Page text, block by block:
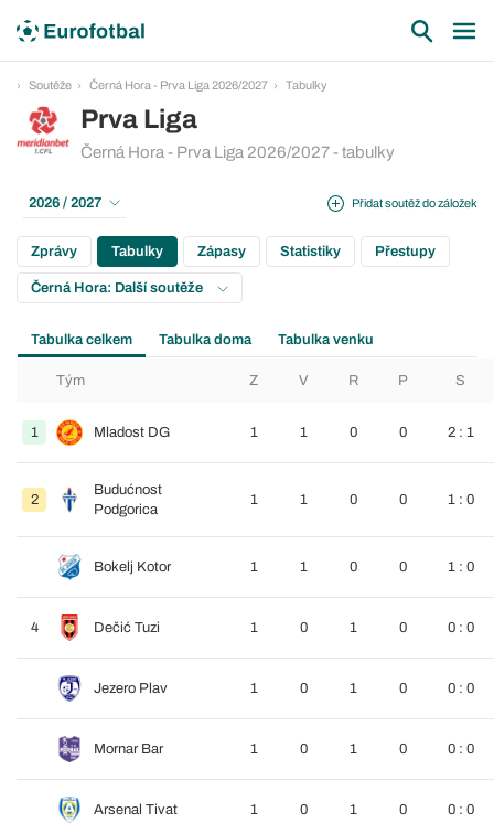
Soutěže Černá Hora - Prva Liga 2026/2027 Tabulky
Prva Liga
Černá Hora - Prva Liga 2026/2027 - tabulky
Přidat soutěž do záložek
2026 / 2027
Zprávy Tabulky Zápasy Statistiky Přestupy
Černá Hora: Další soutěže
Tabulka celkem Tabulka doma Tabulka venku
Tým Z V R P S
1 Mladost DG 1 1 0 0 2 : 1
2
Budućnost
Podgorica
1 1 0 0 1 : 0
Bokelj Kotor 1 1 0 0 1 : 0
4 Dečić Tuzi 1 0 1 0 0 : 0
Jezero Plav 1 0 1 0 0 : 0
Mornar Bar 1 0 1 0 0 : 0
Arsenal Tivat 1 0 1 0 0 : 0